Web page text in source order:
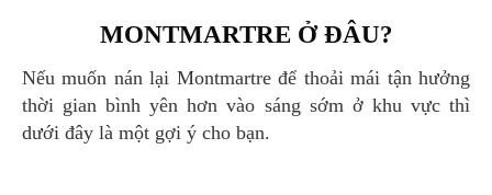
MONTMARTRE Ở ĐÂU?
Nếu muốn nán lại Montmartre để thoải mái tận hưởng
thời gian bình yên hơn vào sáng sớm ở khu vực thì
dưới đây là một gợi ý cho bạn.